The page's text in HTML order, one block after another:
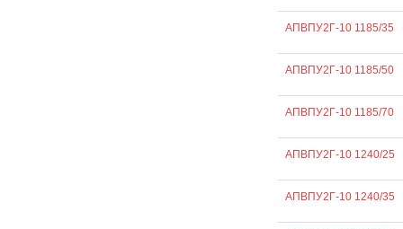
АПВПУ2Г-10 1185/35
АПВПУ2Г-10 1185/50
АПВПУ2Г-10 1185/70
АПВПУ2Г-10 1240/25
АПВПУ2Г-10 1240/35